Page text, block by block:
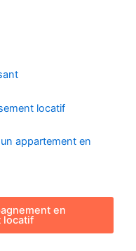
locatif
appartement en
en
locatif